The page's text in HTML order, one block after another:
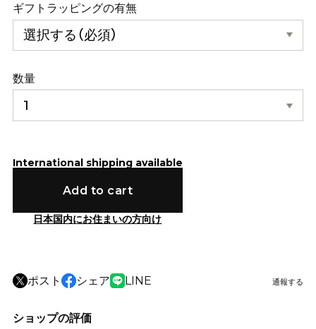
ギフトラッピングの有無
数量
International shipping available
Add to cart
日本国内にお住まいの方向け
ポスト シェア LINE 通報する
ショップの評価